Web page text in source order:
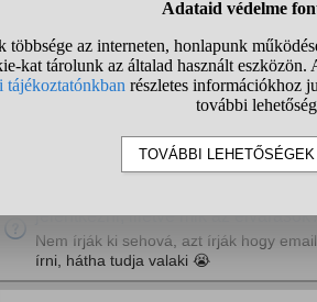
Palvin Barbit tényleg isteniteni kell ?
Miért csinálnak egyesek úgy hogy az
kell legyünk? Ez valami teljesítmény
jelentkezni, illetve mik az
Nem írják ki sehová, azt írják hogy
írni, hátha tudja valaki 😭